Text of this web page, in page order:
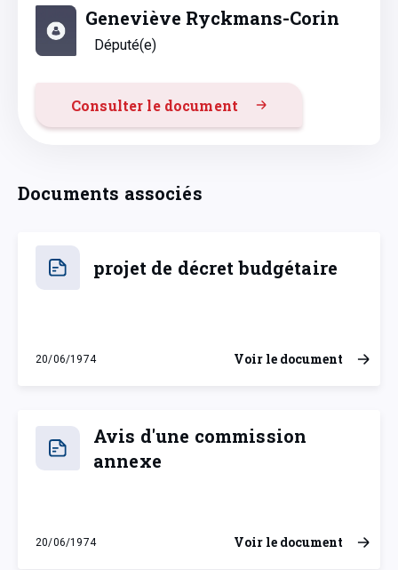
Geneviève Ryckmans-Corin
Député(e)
Consulter le document
Documents associés
projet de décret budgétaire
20/06/1974
jeudi 20 juin 1974
Voir le document
Avis d'une commission
annexe
20/06/1974
jeudi 20 juin 1974
Voir le document